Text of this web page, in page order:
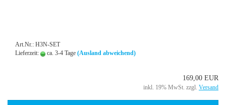
Art.Nr.: H3N-SET
Lieferzeit:
ca. 3-4 Tage (Ausland abweichend)
169,00 EUR
inkl. 19% MwSt. zzgl. Versand